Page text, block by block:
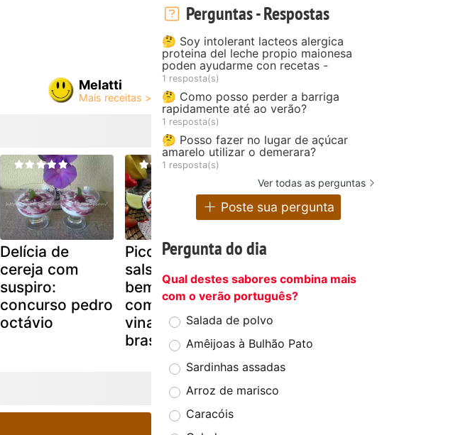
Melatti
Delícia de
cereja com
suspiro:
concurso pedro
octávio
Pico de gallo, a
salsa mexicana
bem parecido
com o
vinagrete
brasileiro
Jubileu de
Perguntas - Respostas
🤔 Soy intolerant lacteos alergica
proteina del leche propio maionesa
poden ayudarme con recetas -
1 resposta(s)
🤔 Como posso perder a barriga
rapidamente até ao verão?
1 resposta(s)
🤔 Posso fazer no lugar de açúcar
amarelo utilizar o demerara?
1 resposta(s)
Ver todas as perguntas
Poste sua pergunta
Pergunta do dia
Qual destes sabores combina mais
com o verão português?
Salada de polvo
Amêijoas à Bulhão Pato
Sardinhas assadas
Arroz de marisco
Caracóis